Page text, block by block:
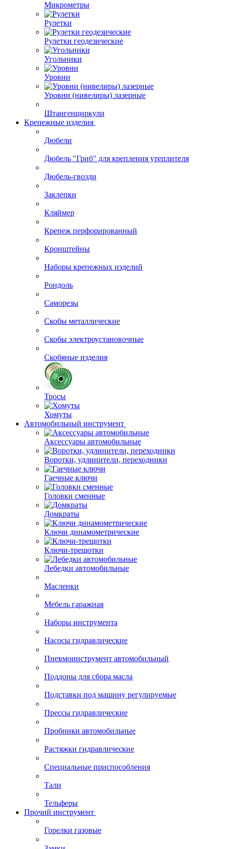
Микрометры
Рулетки
Рулетки геодезические
Угольники
Уровни
Уровни (нивелиры) лазерные
Штангенциркули
Крепежные изделия
Дюбели
Дюбель "Гриб" для крепления утеплителя
Дюбель-гвозди
Заклепки
Кляймер
Крепеж перфорированный
Кронштейны
Наборы крепежных изделий
Рондоль
Саморезы
Скобы металлические
Скобы электроустановочные
Скобяные изделия
Тросы
Хомуты
Автомобильный инструмент
Аксессуары автомобильные
Воротки, удлинители, переходники
Гаечные ключи
Головки сменные
Домкраты
Ключи динамометрические
Ключи-трещотки
Лебедки автомобильные
Масленки
Мебель гаражная
Наборы инструмента
Насосы гидравлические
Пневмоинструмент автомобильный
Поддоны для сбора масла
Подставки под машину регулируемые
Прессы гидравлические
Пробники автомобильные
Растяжки гидравлические
Специальные приспособления
Тали
Тельферы
Прочий инструмент
Горелки газовые